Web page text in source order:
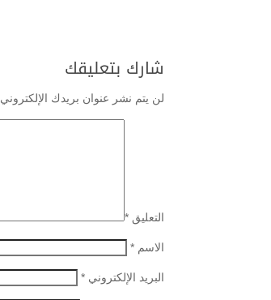
شارك بتعليقك
لن يتم نشر عنوان بريدك الإلكتروني.
التعليق *
الاسم *
البريد الإلكتروني *